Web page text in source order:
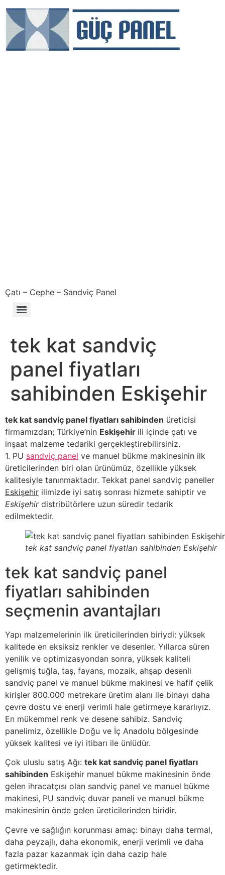
Çatı – Cephe – Sandviç Panel
tek kat sandviç
panel fiyatları
sahibinden Eskişehir
tek kat sandviç panel fiyatları sahibinden üreticisi
firmamızdan; Türkiye’nin Eskişehir ili içinde çatı ve
inşaat malzeme tedariki gerçekleştirebilirsiniz.
1. PU sandviç panel ve manuel bükme makinesinin ilk
üreticilerinden biri olan ürünümüz, özellikle yüksek
kalitesiyle tanınmaktadır. Tekkat panel sandviç paneller
Eskişehir ilimizde iyi satış sonrası hizmete sahiptir ve
Eskişehirdistribütörlere uzun süredir tedarik
edilmektedir.
tek kat sandviç panel fiyatları sahibinden Eskişehir
tek kat sandviç panel
fiyatları sahibinden
seçmenin avantajları
Yapı malzemelerinin ilk üreticilerinden biriydi: yüksek
kalitede en eksiksiz renkler ve desenler. Yıllarca süren
yenilik ve optimizasyondan sonra, yüksek kaliteli
gelişmiş tuğla, taş, fayans, mozaik, ahşap desenli
sandviç panel ve manuel bükme makinesi ve hafif çelik
kirişler 800.000 metrekare üretim alanı ile binayı daha
çevre dostu ve enerji verimli hale getirmeye kararlıyız.
En mükemmel renk ve desene sahibiz. Sandviç
panelimiz, özellikle Doğu ve İç Anadolu bölgesinde
yüksek kalitesi ve iyi itibarı ile ünlüdür.
Çok uluslu satış Ağı: tek kat sandviç panel fiyatları
sahibinden Eskişehir manuel bükme makinesinin önde
gelen ihracatçısı olan sandviç panel ve manuel bükme
makinesi, PU sandviç duvar paneli ve manuel bükme
makinesinin önde gelen üreticilerinden biridir.
Çevre ve sağlığın korunması amaç: binayı daha termal,
daha peyzajlı, daha ekonomik, enerji verimli ve daha
fazla pazar kazanmak için daha cazip hale
getirmektedir.